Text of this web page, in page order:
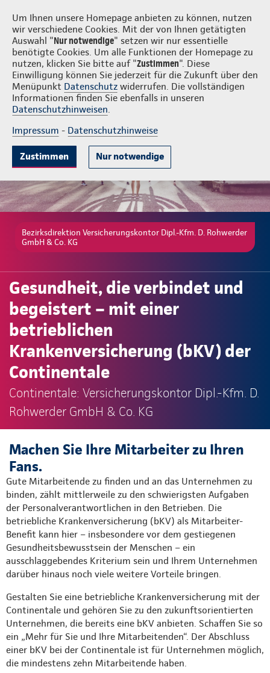
Um Ihnen unsere Homepage anbieten zu können, nutzen
wir verschiedene Cookies. Mit der von Ihnen getätigten
Auswahl "Nur notwendige" setzen wir nur essentielle
benötigte Cookies. Um alle Funktionen der Homepage zu
nutzen, klicken Sie bitte auf "Zustimmen". Diese
Einwilligung können Sie jederzeit für die Zukunft über den
Menüpunkt Datenschutz widerrufen. Die vollständigen
Informationen finden Sie ebenfalls in unseren
Datenschutzhinweisen.
Impressum - Datenschutzhinweise
Zustimmen Nur notwendige
Versicherungskontor Dipl.-Kfm. D. Rohwerder GmbH & Co. KG
Gute Gründe Tarife & Leistungen Wissenswertes Beratung &
Bezirksdirektion Versicherungskontor Dipl.-Kfm. D. Rohwerder
GmbH & Co. KG
Gesundheit, die verbindet und
begeistert – mit einer
betrieblichen
Krankenversicherung (bKV) der
Continentale
Continentale: Versicherungskontor Dipl.-Kfm. D.
Rohwerder GmbH & Co. KG
Machen Sie Ihre Mitarbeiter zu Ihren
Fans.
Gute Mitarbeitende zu finden und an das Unternehmen zu
binden, zählt mittlerweile zu den schwierigsten Aufgaben
der Personalverantwortlichen in den Betrieben. Die
betriebliche Krankenversicherung (bKV) als Mitarbeiter-
Benefit kann hier – insbesondere vor dem gestiegenen
Gesundheitsbewusstsein der Menschen – ein
ausschlaggebendes Kriterium sein und Ihrem Unternehmen
darüber hinaus noch viele weitere Vorteile bringen.
Gestalten Sie eine betriebliche Krankenversicherung mit der
Continentale und gehören Sie zu den zukunftsorientierten
Unternehmen, die bereits eine bKV anbieten. Schaffen Sie so
ein „Mehr für Sie und Ihre Mitarbeitenden“. Der Abschluss
einer bKV bei der Continentale ist für Unternehmen möglich,
die mindestens zehn Mitarbeitende haben.